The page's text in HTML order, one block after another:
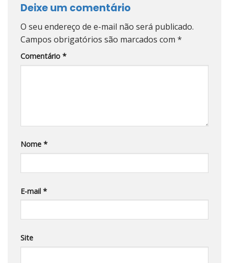
Deixe um comentário
O seu endereço de e-mail não será publicado.
Campos obrigatórios são marcados com *
Comentário *
Nome *
E-mail *
Site